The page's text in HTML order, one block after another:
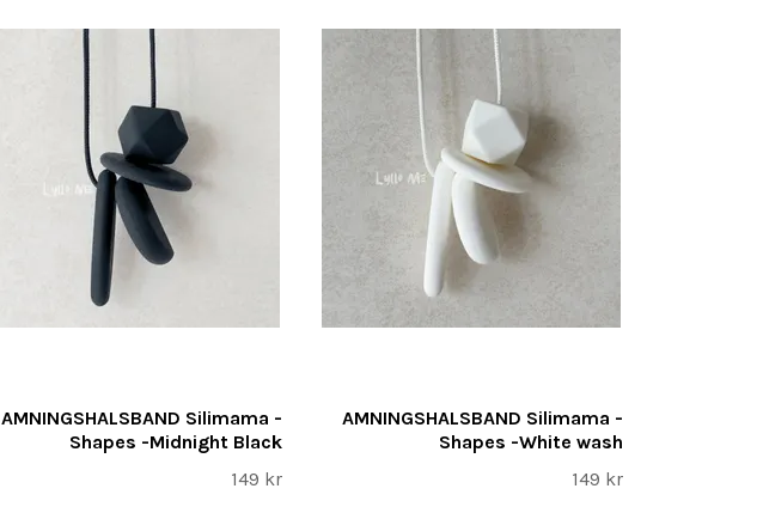
AMNINGSHALSBAND Silimama -
Shapes -Midnight Black
149 kr
AMNINGSHALSBAND Silimama -
Shapes -White wash
149 kr